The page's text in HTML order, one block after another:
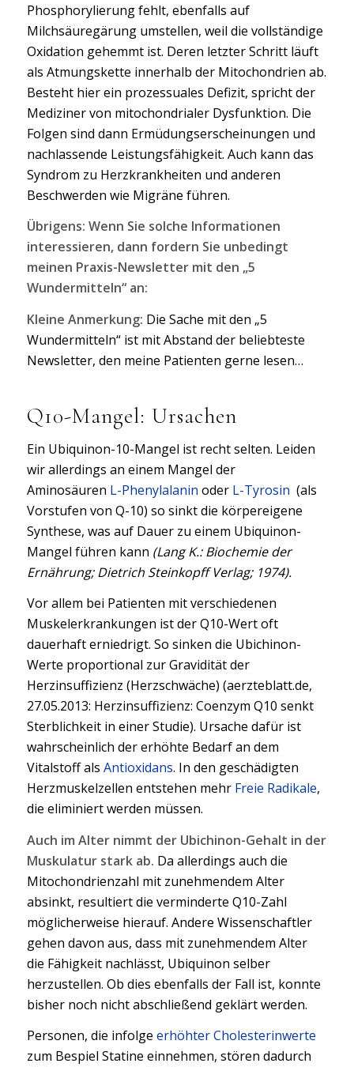
Phosphorylierung fehlt, ebenfalls auf
Milchsäuregärung umstellen, weil die vollständige
Oxidation gehemmt ist. Deren letzter Schritt läuft
als Atmungskette innerhalb der Mitochondrien ab.
Besteht hier ein prozessuales Defizit, spricht der
Mediziner von mitochondrialer Dysfunktion. Die
Folgen sind dann Ermüdungserscheinungen und
nachlassende Leistungsfähigkeit. Auch kann das
Syndrom zu Herzkrankheiten und anderen
Beschwerden wie Migräne führen.
Übrigens: Wenn Sie solche Informationen
interessieren, dann fordern Sie unbedingt
meinen Praxis-Newsletter mit den „5
Wundermitteln“ an:
Kleine Anmerkung: Die Sache mit den „5
Wundermitteln“ ist mit Abstand der beliebteste
Newsletter, den meine Patienten gerne lesen…
Q10-Mangel: Ursachen
Ein Ubiquinon-10-Mangel ist recht selten. Leiden
wir allerdings an einem Mangel der
Aminosäuren L-Phenylalanin oder L-Tyrosin (als
Vorstufen von Q-10) so sinkt die körpereigene
Synthese, was auf Dauer zu einem Ubiquinon-
Mangel führen kann (Lang K.: Biochemie der
Ernährung; Dietrich Steinkopff Verlag; 1974).
Vor allem bei Patienten mit verschiedenen
Muskelerkrankungen ist der Q10-Wert oft
dauerhaft erniedrigt. So sinken die Ubichinon-
Werte proportional zur Gravidität der
Herzinsuffizienz (Herzschwäche) (aerzteblatt.de,
27.05.2013: Herzinsuffizienz: Coenzym Q10 senkt
Sterblichkeit in einer Studie). Ursache dafür ist
wahrscheinlich der erhöhte Bedarf an dem
Vitalstoff als Antioxidans. In den geschädigten
Herzmuskelzellen entstehen mehr Freie Radikale,
die eliminiert werden müssen.
Auch im Alter nimmt der Ubichinon-Gehalt in der
Muskulatur stark ab. Da allerdings auch die
Mitochondrienzahl mit zunehmendem Alter
absinkt, resultiert die verminderte Q10-Zahl
möglicherweise hierauf. Andere Wissenschaftler
gehen davon aus, dass mit zunehmendem Alter
die Fähigkeit nachlässt, Ubiquinon selber
herzustellen. Ob dies ebenfalls der Fall ist, konnte
bisher noch nicht abschließend geklärt werden.
Personen, die infolge erhöhter Cholesterinwerte
zum Bespiel Statine einnehmen, stören dadurch